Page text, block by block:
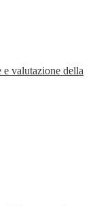
e valutazione della